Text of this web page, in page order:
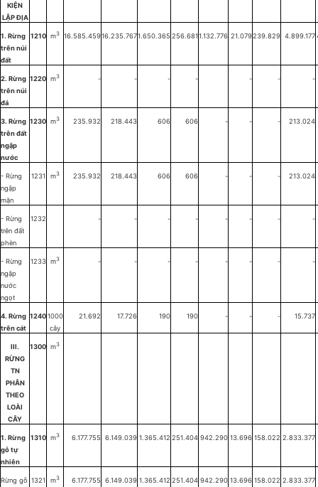
KIỆN
LẬP ĐỊA
1. Rừng
trên núi
đất
1210 m3 16.585.45916.235.7671.650.365 256.681 1.132.776 21.079239.829 4.899.177
2. Rừng
trên núi
đá
1220 m3 - - - - - - -
3. Rừng
trên đất
ngập
nước
1230 m3 235.932 218.443 606 606 - - - 213.024
- Rừng
ngập
mặn
1231 m3 235.932 218.443 606 606 - - - 213.024
- Rừng
trên đất
phèn
1232 - - - - - - - -
- Rừng
ngập
nước
ngọt
1233 m3 - - - - - - - -
4. Rừng
trên cát
12401000
cây
21.692 17.726 190 190 - - - 15.737
III.
RỪNG
TN
PHÂN
THEO
LOÀI
CÂY
1300 m3
1. Rừng
gỗ tự
nhiên
1310 m3 6.177.755 6.149.039 1.365.412 251.404 942.290 13.696 158.022 2.833.377
Rừng gỗ 1321 m3 6.177.755 6.149.039 1.365.412 251.404 942.290 13.696 158.022 2.833.377